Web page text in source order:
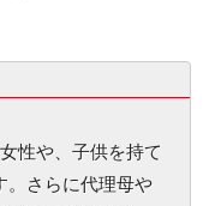
性や、子供を持て
。さらに代理母や